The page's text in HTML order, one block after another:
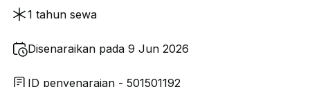
1 tahun sewa
Disenaraikan pada 9 Jun 2026
ID penyenaraian - 501501192